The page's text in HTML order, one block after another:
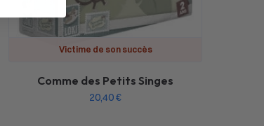
Victime de son succès
Comme des Petits Singes
20,40€